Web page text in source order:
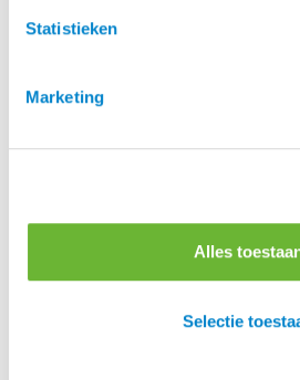
Statistieken
Marketing
Alles
Selectie
klantenservice en dan
Equesis een prachtig Deens
unieke artikelen in het
lijn hoofdstellen en een